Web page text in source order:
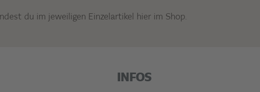
du im jeweiligen Einzelartikel hier im Shop.
INFOS